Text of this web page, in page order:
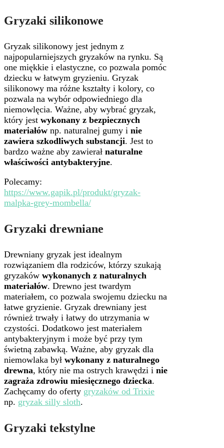
Gryzaki silikonowe
Gryzak silikonowy jest jednym z
najpopularniejszych gryzaków na rynku. Są
one miękkie i elastyczne, co pozwala pomóc
dziecku w łatwym gryzieniu. Gryzak
silikonowy ma różne kształty i kolory, co
pozwala na wybór odpowiedniego dla
niemowlęcia. Ważne, aby wybrać gryzak,
który jest wykonany z bezpiecznych
materiałów np. naturalnej gumy i nie
zawiera szkodliwych substancji. Jest to
bardzo ważne aby zawierał naturalne
właściwości antybakteryjne.
Polecamy:
https://www.gapik.pl/produkt/gryzak-
malpka-grey-mombella/
Gryzaki drewniane
Drewniany gryzak jest idealnym
rozwiązaniem dla rodziców, którzy szukają
gryzaków wykonanych z naturalnych
materiałów. Drewno jest twardym
materiałem, co pozwala swojemu dziecku na
łatwe gryzienie. Gryzak drewniany jest
również trwały i łatwy do utrzymania w
czystości. Dodatkowo jest materiałem
antybakteryjnym i może być przy tym
świetną zabawką. Ważne, aby gryzak dla
niemowlaka był wykonany z naturalnego
drewna, który nie ma ostrych krawędzi i nie
zagraża zdrowiu miesięcznego dziecka.
Zachęcamy do oferty gryzaków od Trixie
np. gryzak silly sloth.
Gryzaki tekstylne